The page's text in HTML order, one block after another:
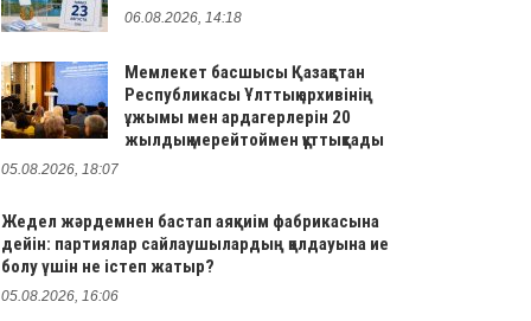
06.08.2026, 14:18
Мемлекет басшысы Қазақстан
Республикасы Ұлттық архивінің
ұжымы мен ардагерлерін 20
жылдық мерейтоймен құттықтады
05.08.2026, 18:07
Жедел жәрдемнен бастап аяқкиім фабрикасына
дейін: партиялар сайлаушылардың қолдауына ие
болу үшін не істеп жатыр?
05.08.2026, 16:06